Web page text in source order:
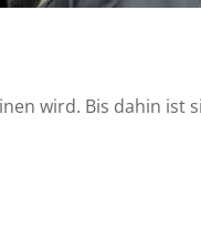
wird. Bis dahin ist